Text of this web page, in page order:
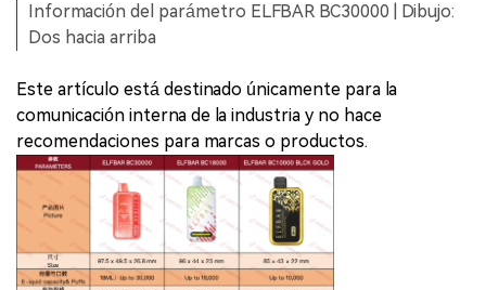
Información del parámetro ELFBAR BC30000 | Dibujo:
Dos hacia arriba
Este artículo está destinado únicamente para la
comunicación interna de la industria y no hace
recomendaciones para marcas o productos.